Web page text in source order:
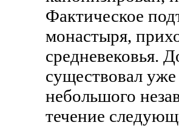
Фактическое
монaстыря,
средневековья.
существовал
небольшого
течение